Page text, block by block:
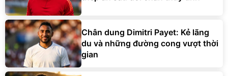
Chân dung Dimitri Payet: Kẻ lãng
du và những đường cong vượt thời
gian